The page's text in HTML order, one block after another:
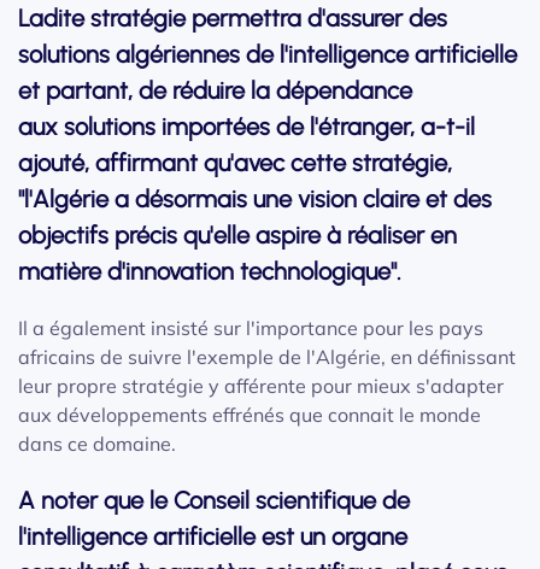
Ladite stratégie permettra d'assurer des
solutions algériennes de l'intelligence artificielle
et partant, de réduire la dépendance
aux solutions importées de l'étranger, a-t-il
ajouté, affirmant qu'avec cette stratégie,
"l'Algérie a désormais une vision claire et des
objectifs précis qu'elle aspire à réaliser en
matière d'innovation technologique".
Il a également insisté sur l'importance pour les pays
africains de suivre l'exemple de l'Algérie, en définissant
leur propre stratégie y afférente pour mieux s'adapter
aux développements effrénés que connait le monde
dans ce domaine.
A noter que le Conseil scientifique de
l'intelligence artificielle est un organe